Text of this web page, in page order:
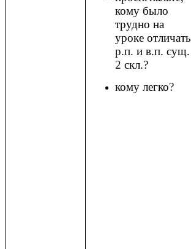
кому было
трудно на
уроке отличать
р.п. и в.п. сущ.
2 скл.?
кому легко?